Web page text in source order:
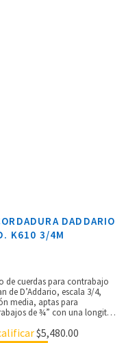
DADDARIO
K610 3/4M
de cuerdas para contrabajo
de D’Addario, escala 3/4,
media, aptas para
de ¾” con una longitud
Sol está entorchada en
$5,480.00